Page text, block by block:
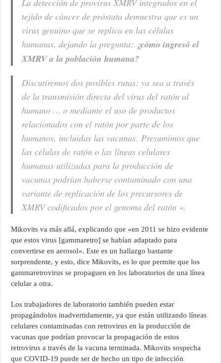
tejido de cáncer de próstata demuestra que es un
virus genuino que se replica en las células
humanas, dejando la pregunta: ¿cómo ingresó el
XMRV a la población humana?
Discutiremos dos posibles rutas: ya sea a través
de la transmisión directa del virus del ratón al
humano … o mediante el uso de productos
relacionados con el ratón por parte de los
humanos, incluidas las vacunas. Presumimos que
las células de ratón o las líneas celulares
humanas utilizadas para la producción de
vacunas podrían haberse contaminado con una
variante de replicación de los precursores de
XMRV codificados por el genoma del ratón «.
Mikovits va más allá, explicando que «en 2011 se hizo evidente
que estos virus [gammaretro] se habían adaptado para
convertirse en aerosol». Este es un hallazgo bastante
sorprendente, y esto, dice Mikovits, es lo que permite que los
gammaretrovirus se propaguen en los laboratorios de una línea
celular a otra.
Los trabajadores de laboratorio también pueden estar
propagándolos inadvertidamente, ya que están utilizando líneas
celulares contaminadas con retrovirus en la producción de
vacunas que podrían provocar la propagación de estos
retrovirus a través de la vacuna terminada. Mikovits sospecha
que COVID-19 puede ser de hecho un tipo de infección